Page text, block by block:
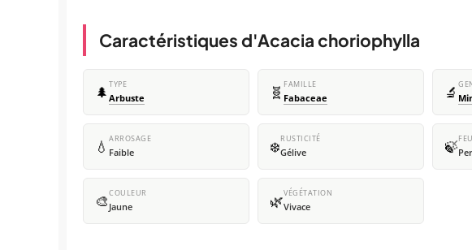
Caractéristiques d'Acacia choriophylla
🌲 TYPE
Arbuste 🧬 FAMILLE
Fabaceae 🔬
💧 ARROSAGE
Faible ❄️RUSTICITÉ
Gélive 🍃
🎨COULEUR
Jaune 🌿VÉGÉTATION
Vivace